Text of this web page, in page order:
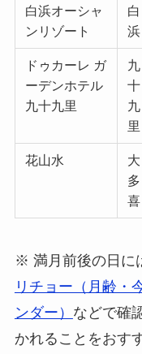
白浜オーシャ
ンリゾート
白
浜
ドゥカーレ ガ
ーデンホテル
九十九里
九
十
九
里
花山水
大
多
喜
※ 満月前後の日に
リチョー（月齢・
ンダー） などで確
かれることをおす